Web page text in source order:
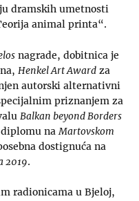
dramskih umetnosti
animal printa“.
nagrade, dobitnica je
Henkel Art Award za
autorski alternativni
priznanjem za
Balkan beyond Borders
na Martovskom
dostignuća na
2019.
radionicama u Bjeloj,